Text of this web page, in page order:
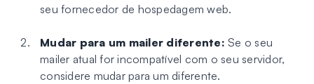
seu fornecedor de hospedagem web.
Mudar para um mailer diferente: Se o seu
mailer atual for incompatível com o seu servidor,
considere mudar para um diferente.